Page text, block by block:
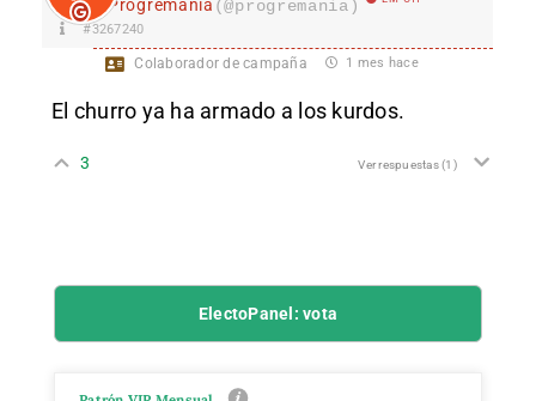
Progremania (@progremania)
#3267240
Colaborador de campaña 1 mes hace
El churro ya ha armado a los kurdos.
3 Ver respuestas(1)
ElectoPanel: vota